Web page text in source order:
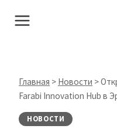
Главная > Новости >
Farabi Innovation Hub в
НОВОСТИ